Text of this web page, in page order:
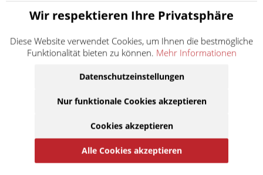
TE 250 4T (Einspritzer) A200AA
2009
Wir respektieren Ihre Privatsphäre
Diese Website verwendet Cookies, um Ihnen die bestmögliche
Funktionalität bieten zu können. Mehr Informationen
Datenschutzeinstellungen
Nur funktionale Cookies akzeptieren
Cookies akzeptieren
Alle Cookies akzeptieren